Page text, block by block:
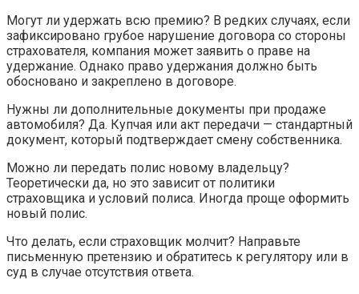
Могут ли удержать всю премию? В редких случаях, если
зафиксировано грубое нарушение договора со стороны
страхователя, компания может заявить о праве на
удержание. Однако право удержания должно быть
обосновано и закреплено в договоре.
Нужны ли дополнительные документы при продаже
автомобиля? Да. Купчая или акт передачи — стандартный
документ, который подтверждает смену собственника.
Можно ли передать полис новому владельцу?
Теоретически да, но это зависит от политики
страховщика и условий полиса. Иногда проще оформить
новый полис.
Что делать, если страховщик молчит? Направьте
письменную претензию и обратитесь к регулятору или в
суд в случае отсутствия ответа.